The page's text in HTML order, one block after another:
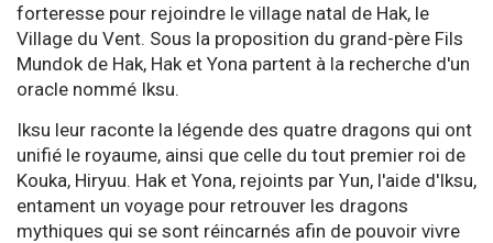
forteresse pour rejoindre le village natal de Hak, le
Village du Vent. Sous la proposition du grand-père Fils
Mundok de Hak, Hak et Yona partent à la recherche d'un
oracle nommé Iksu.
Iksu leur raconte la légende des quatre dragons qui ont
unifié le royaume, ainsi que celle du tout premier roi de
Kouka, Hiryuu. Hak et Yona, rejoints par Yun, l'aide d'Iksu,
entament un voyage pour retrouver les dragons
mythiques qui se sont réincarnés afin de pouvoir vivre